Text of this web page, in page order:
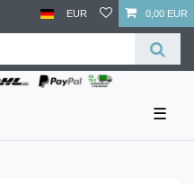
EUR 0,00 EUR
☰